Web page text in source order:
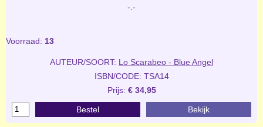
-.-
Voorraad: 13
AUTEUR/SOORT: Lo Scarabeo - Blue Angel
ISBN/CODE: TSA14
Prijs: € 34,95
Bestel Bekijk